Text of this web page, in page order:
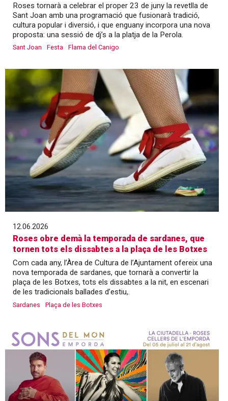
Roses tornarà a celebrar el proper 23 de juny la revetlla de
Sant Joan amb una programació que fusionarà tradició,
cultura popular i diversió, i que enguany incorpora una nova
proposta: una sessió de dj’s a la platja de la Perola.
Sant Joan Festa Flama del Canigo
12.06.2026
Roses obre demà la temporada de sardanes, que
tornen tots els dissabtes a la plaça de les Botxes
Com cada any, l’Àrea de Cultura de l’Ajuntament ofereix una
nova temporada de sardanes, que tornarà a convertir la
plaça de les Botxes, tots els dissabtes a la nit, en escenari
de les tradicionals ballades d’estiu,.
Sardanes Plaça de les Botxes